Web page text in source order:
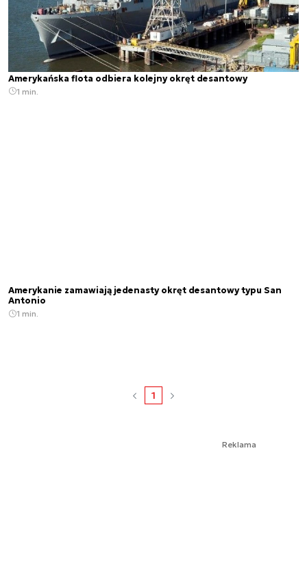
Amerykańska flota odbiera kolejny okręt desantowy
1 min.
Amerykanie zamawiają jedenasty okręt desantowy typu San
Antonio
1 min.
1
Reklama